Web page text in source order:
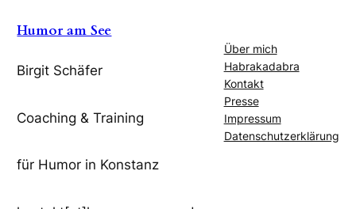
Humor am See
Birgit Schäfer
Coaching & Training
für Humor in Konstanz
Über mich
Habrakadabra
Kontakt
Presse
Impressum
Datenschutzerklärung